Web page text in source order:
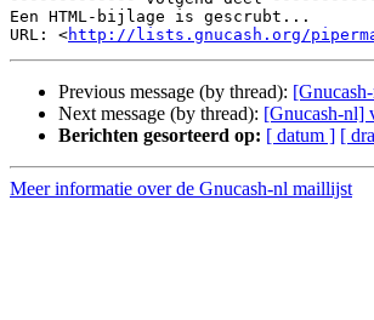
Een HTML-bijlage is gescrubt...
URL: <http://lists.gnucash.org/
Previous message (by thread):
Next message (by thread): [Gnucash-nl]
Berichten gesorteerd op: [ datum ] [
Meer informatie over de Gnucash-nl maillijst